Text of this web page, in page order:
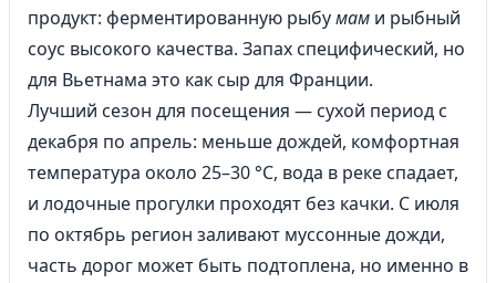
продукт: ферментированную рыбумам и рыбный
соус высокого качества. Запах специфический, но
для Вьетнама это как сыр для Франции.
Лучший сезон для посещения — сухой период с
декабря по апрель: меньше дождей, комфортная
температура около 25–30 °C, вода в реке спадает,
и лодочные прогулки проходят без качки. С июля
по октябрь регион заливают муссонные дожди,
часть дорог может быть подтоплена, но именно в